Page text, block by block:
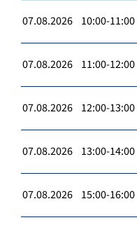
07.08.2026 10:00-11:00
07.08.2026 11:00-12:00
07.08.2026 12:00-13:00
07.08.2026 13:00-14:00
07.08.2026 15:00-16:00